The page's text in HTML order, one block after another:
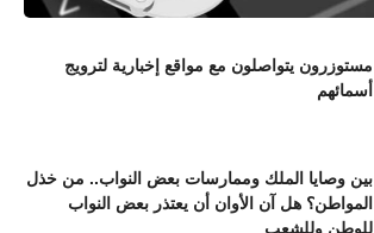
مستوزرون يتواصلون مع مواقع إخبارية لترويج
أسمائهم
بين وصايا الملك وممارسات بعض النواب.. من خذل
المواطن؟ هل آن الأوان أن يعتذر بعض النواب
للوطن وللشعب